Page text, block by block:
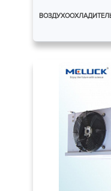
ВОЗДУХООХЛАДИТЕЛЬ